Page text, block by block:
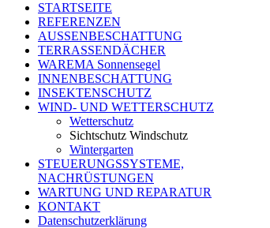
STARTSEITE
REFERENZEN
AUSSENBESCHATTUNG
TERRASSENDÄCHER
WAREMA Sonnensegel
INNENBESCHATTUNG
INSEKTENSCHUTZ
WIND- UND WETTERSCHUTZ
Wetterschutz
Sichtschutz Windschutz
Wintergarten
STEUERUNGSSYSTEME,
NACHRÜSTUNGEN
WARTUNG UND REPARATUR
KONTAKT
Datenschutzerklärung